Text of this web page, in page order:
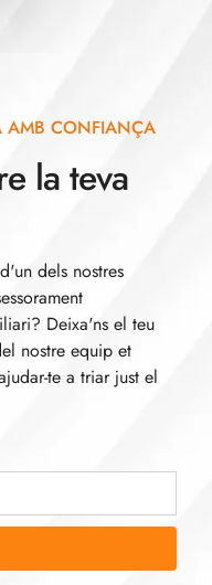
AMB CONFIANÇA
la teva
dels nostres
Deixa'ns el teu
nostre equip et
te a triar just el